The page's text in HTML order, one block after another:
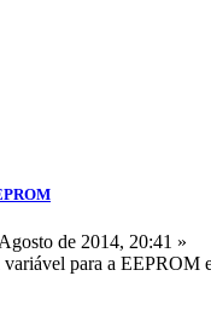
de 2014, 20:41 »
variável para a